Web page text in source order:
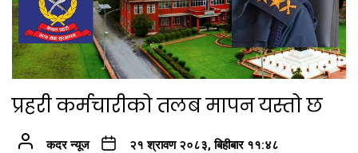
प्रहरी कर्मचारीको तलब मापन यस्तो छ
कदर न्यूज २१ श्रावण २०८३, बिहीबार ११:४८